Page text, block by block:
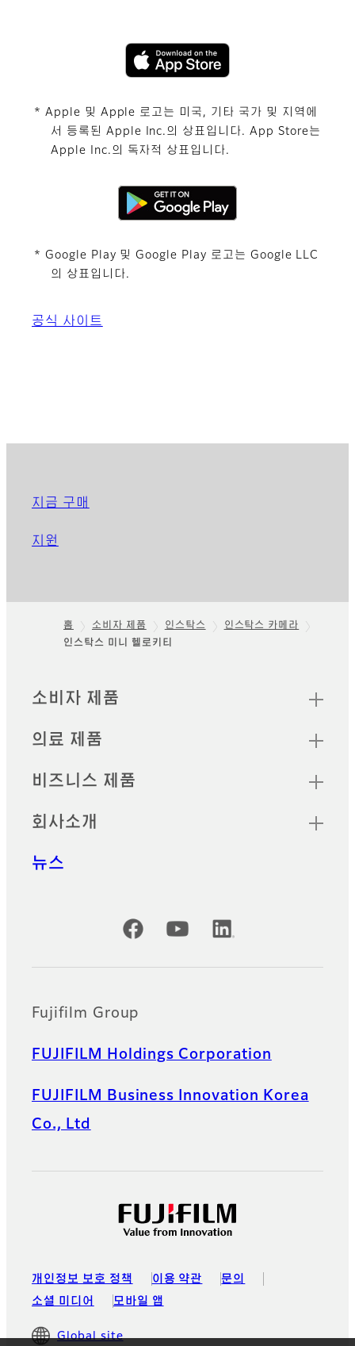
* Apple 및 Apple 로고는 미국, 기타 국가 및 지역에
서 등록된 Apple Inc.의 상표입니다. App Store는
Apple Inc.의 독자적 상표입니다.
* Google Play 및 Google Play 로고는 Google LLC
의 상표입니다.
공식 사이트
지금 구매
지원
Footer
홈 소비자 제품 인스탁스
인스탁스 카메라
인스탁스 미니 헬로키티
빠른 링크
소비자 제품
의료 제품
비즈니스 제품
회사소개
뉴스
공식 SNS 계정
Fujifilm Group
FUJIFILM Holdings Corporation
FUJIFILM Business Innovation Korea
Co., Ltd
개인정보 보호 정책 이용 약관
문의
소셜 미디어
모바일 앱
Global site